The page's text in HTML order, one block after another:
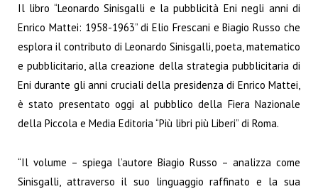
Il libro “Leonardo Sinisgalli e la pubblicità Eni negli anni di
Enrico Mattei: 1958-1963” di Elio Frescani e Biagio Russo che
esplora il contributo di Leonardo Sinisgalli, poeta, matematico
e pubblicitario, alla creazione della strategia pubblicitaria di
Eni durante gli anni cruciali della presidenza di Enrico Mattei,
è stato presentato oggi al pubblico della Fiera Nazionale
della Piccola e Media Editoria “Più libri più Liberi” di Roma.
“Il volume – spiega l’autore Biagio Russo – analizza come
Sinisgalli, attraverso il suo linguaggio raffinato e la sua